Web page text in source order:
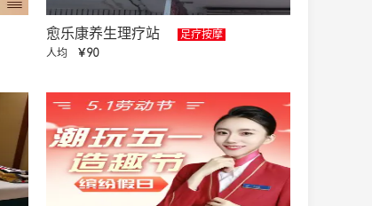
愈乐康养生理疗站
足疗按摩
人均
￥90